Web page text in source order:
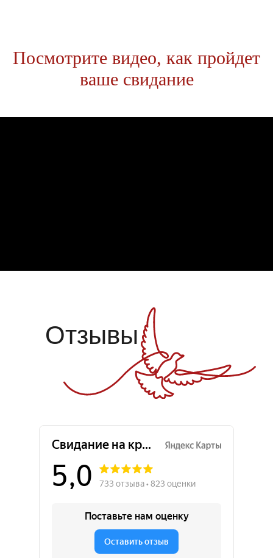
Посмотрите видео, как пройдет
ваше свидание
Отзывы